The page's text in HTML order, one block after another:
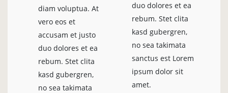
diam voluptua. At
vero eos et
accusam et justo
duo dolores et ea
rebum. Stet clita
kasd gubergren,
no sea takimata
duo dolores et ea
rebum. Stet clita
kasd gubergren,
no sea takimata
sanctus est Lorem
ipsum dolor sit
amet.